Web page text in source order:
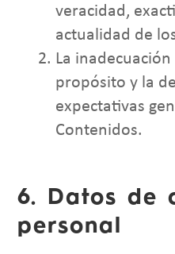
veracidad,
actualidad de
La
propósito y la
expectativas
Contenidos.
6. Datos de
personal